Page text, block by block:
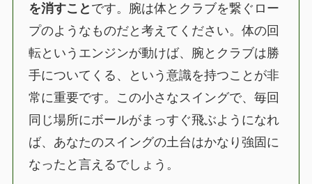
を消すこと です。腕は体とクラブを繋ぐロー
プのようなものだと考えてください。体の回
転というエンジンが動けば、腕とクラブは勝
手についてくる、という意識を持つことが非
常に重要です。この小さなスイングで、毎回
同じ場所にボールがまっすぐ飛ぶようになれ
ば、あなたのスイングの土台はかなり強固に
なったと言えるでしょう。